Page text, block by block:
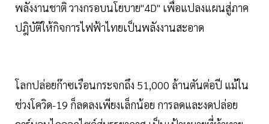
พลังงานชาติ วางกรอบนโยบาย"4D" เพื่อแปลงแผนสู่ภาค
ปฎิบัติให้กิจการไฟฟ้าไทยเป็นพลังงานสะอาด
โลกปล่อยก๊าซเรือนกระจกถึง 51,000 ล้านตันต่อปี แม้ใน
ช่วงโควิด-19 ก็ลดลงเพียงเล็กน้อย การลดและงดปล่อย